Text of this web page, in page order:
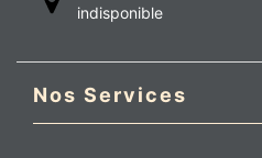
indisponible
Nos Services